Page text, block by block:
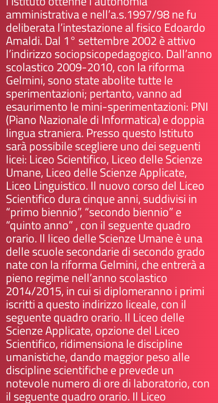
amministrativa e nell’a.s.1997/98 ne fu
deliberata l’intestazione al fisico Edoardo
Amaldi. Dal 1° settembre 2002 è attivo
l’indirizzo sociopsicopedagogico. Dall’anno
scolastico 2009-2010, con la riforma
Gelmini, sono state abolite tutte le
sperimentazioni; pertanto, vanno ad
esaurimento le mini-sperimentazioni: PNI
(Piano Nazionale di Informatica) e doppia
lingua straniera. Presso questo Istituto
sarà possibile scegliere uno dei seguenti
licei: Liceo Scientifico, Liceo delle Scienze
Umane, Liceo delle Scienze Applicate,
Liceo Linguistico. Il nuovo corso del Liceo
Scientifico dura cinque anni, suddivisi in
“primo biennio”, “secondo biennio” e
“quinto anno” , con il seguentequadro
orario. Il liceo delle Scienze Umane è una
delle scuole secondarie di secondo grado
nate con la riforma Gelmini, che entrerà a
pieno regime nell’anno scolastico
2014/2015, in cui si diplomeranno i primi
iscritti a questo indirizzo liceale, con il
seguentequadro orario. Il Liceo delle
Scienze Applicate, opzione del Liceo
Scientifico, ridimensiona le discipline
umanistiche, dando maggior peso alle
discipline scientifiche e prevede un
notevole numero di ore di laboratorio, con
il seguentequadro orario. Il Liceo